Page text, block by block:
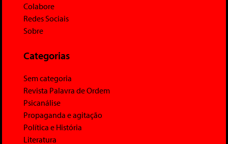
Colabore
Redes Sociais
Sobre
Categorias
Sem categoria
Revista Palavra de Ordem
Psicanálise
Propaganda e agitação
Política e História
Literatura